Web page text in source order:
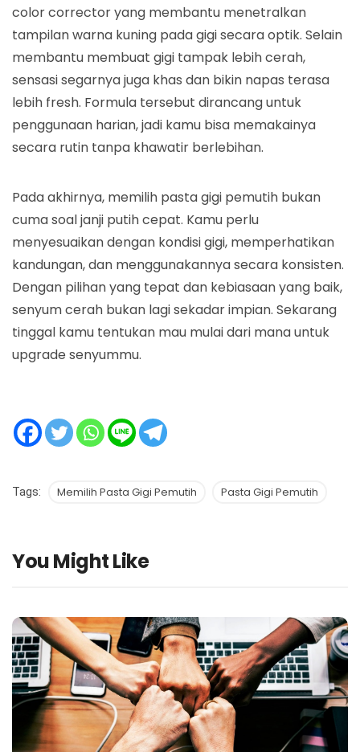
color corrector yang membantu menetralkan
tampilan warna kuning pada gigi secara optik. Selain
membantu membuat gigi tampak lebih cerah,
sensasi segarnya juga khas dan bikin napas terasa
lebih fresh. Formula tersebut dirancang untuk
penggunaan harian, jadi kamu bisa memakainya
secara rutin tanpa khawatir berlebihan.
Pada akhirnya, memilih pasta gigi pemutih bukan
cuma soal janji putih cepat. Kamu perlu
menyesuaikan dengan kondisi gigi, memperhatikan
kandungan, dan menggunakannya secara konsisten.
Dengan pilihan yang tepat dan kebiasaan yang baik,
senyum cerah bukan lagi sekadar impian. Sekarang
tinggal kamu tentukan mau mulai dari mana untuk
upgrade senyummu.
Tags: Memilih Pasta Gigi Pemutih Pasta Gigi Pemutih
You Might Like